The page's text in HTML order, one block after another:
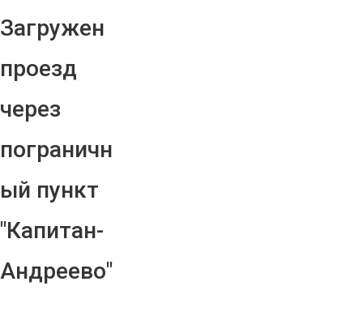
Загружен
проезд
через
пограничн
ый пункт
"Капитан-
Андреево"